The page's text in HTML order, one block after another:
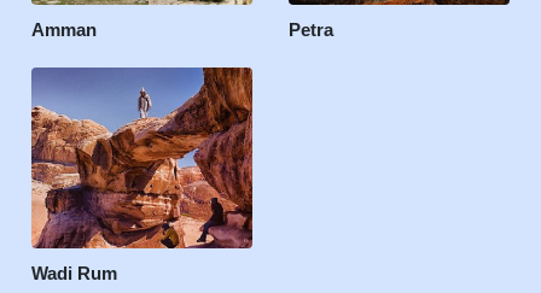
Amman Petra
Wadi Rum